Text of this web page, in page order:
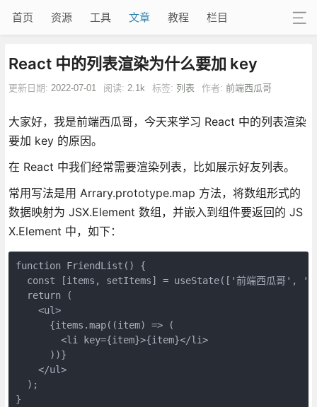
首页 资源 工具 文章 教程 栏目
React 中的列表渲染为什么要加 key
更新日期: 2022-07-01 阅读: 2.1k 标签: 列表 作者: 前端西瓜哥
大家好，我是前端西瓜哥，今天来学习 React 中的列表渲染
要加 key 的原因。
在 React 中我们经常需要渲染列表，比如展示好友列表。
常用写法是用 Arrary.prototype.map 方法，将数组形式的
数据映射为 JSX.Element 数组，并嵌入到组件要返回的 JS
X.Element 中，如下：
function FriendList() {
const [items, setItems] = useState(['前端西瓜哥', '
  return (
    <ul>
      {items.map((item) => (
        <li key={item}>{item}</li>
      ))}
    </ul>
  );
}